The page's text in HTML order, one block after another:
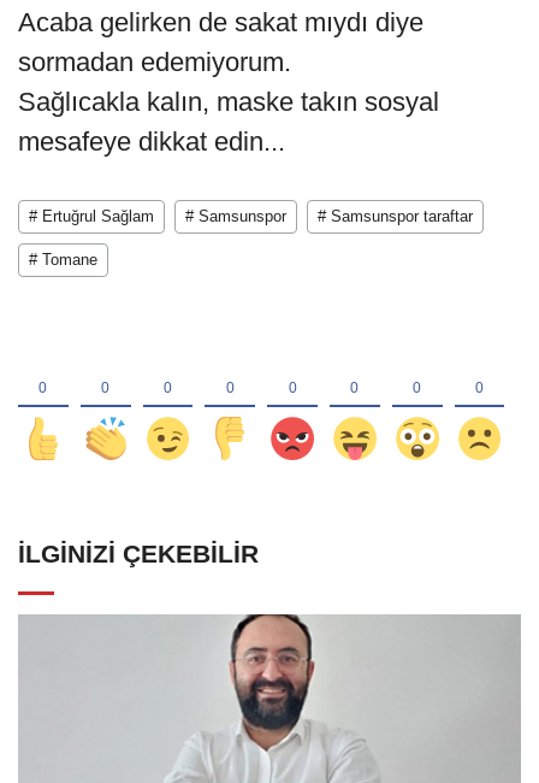
Acaba gelirken de sakat mıydı diye
sormadan edemiyorum.
Sağlıcakla kalın, maske takın sosyal
mesafeye dikkat edin...
# Ertuğrul Sağlam # Samsunspor # Samsunspor taraftar
# Tomane
İLGINIZI ÇEKEBILIR